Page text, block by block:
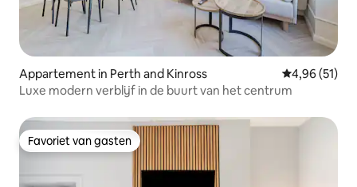
Appartement in Perth and Kinross Gemiddelde
4,96 (51)
Luxe modern verblijf in de buurt van het centrum
Favoriet van gasten
Favoriet van gasten